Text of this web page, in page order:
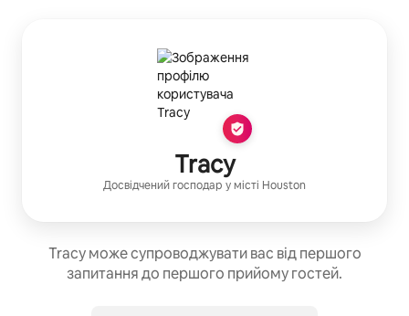
Tracy
Досвідчений господар у місті Houston
Tracy може супроводжувати вас від першого
запитання до першого прийому гостей.